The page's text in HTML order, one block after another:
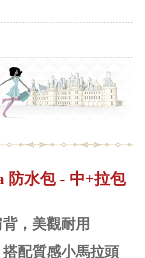
防水包 - 中+拉包
，美觀耐用
配質感小馬拉頭